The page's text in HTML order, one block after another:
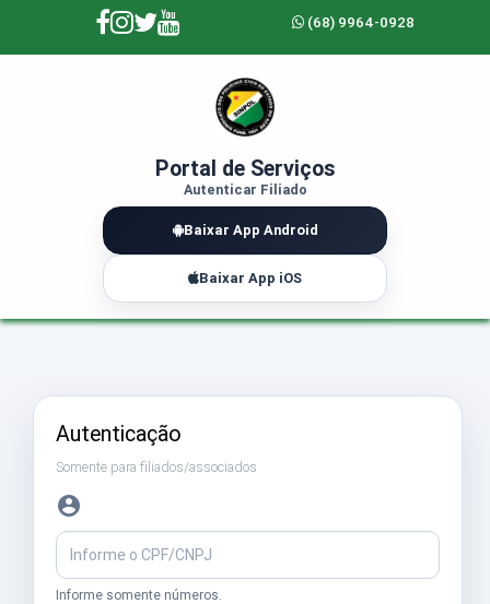
(68) 9964-0928
Portal de Serviços
Autenticar Filiado
Baixar App Android
Baixar App iOS
Autenticação
Somente para filiados/associados
account_circle
Informe somente números.